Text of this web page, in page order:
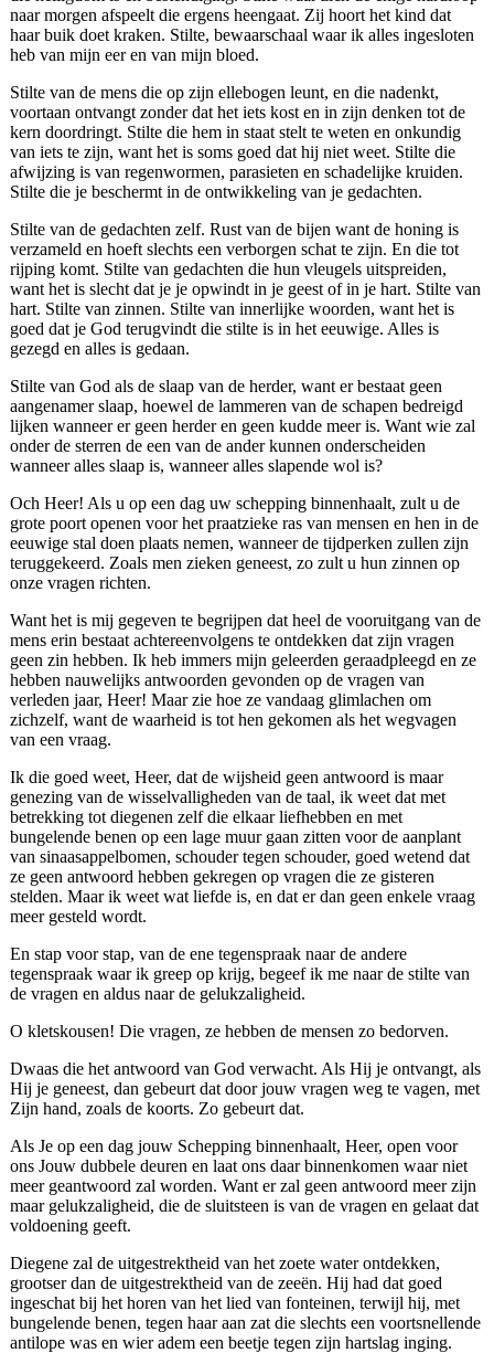
naar morgen afspeelt die ergens heengaat. Zij hoort het kind dat
haar buik doet kraken. Stilte, bewaarschaal waar ik alles ingesloten
heb van mijn eer en van mijn bloed.
Stilte van de mens die op zijn ellebogen leunt, en die nadenkt,
voortaan ontvangt zonder dat het iets kost en in zijn denken tot de
kern doordringt. Stilte die hem in staat stelt te weten en onkundig
van iets te zijn, want het is soms goed dat hij niet weet. Stilte die
afwijzing is van regenwormen, parasieten en schadelijke kruiden.
Stilte die je beschermt in de ontwikkeling van je gedachten.
Stilte van de gedachten zelf. Rust van de bijen want de honing is
verzameld en hoeft slechts een verborgen schat te zijn. En die tot
rijping komt. Stilte van gedachten die hun vleugels uitspreiden,
want het is slecht dat je je opwindt in je geest of in je hart. Stilte van
hart. Stilte van zinnen. Stilte van innerlijke woorden, want het is
goed dat je God terugvindt die stilte is in het eeuwige. Alles is
gezegd en alles is gedaan.
Stilte van God als de slaap van de herder, want er bestaat geen
aangenamer slaap, hoewel de lammeren van de schapen bedreigd
lijken wanneer er geen herder en geen kudde meer is. Want wie zal
onder de sterren de een van de ander kunnen onderscheiden
wanneer alles slaap is, wanneer alles slapende wol is?
Och Heer! Als u op een dag uw schepping binnenhaalt, zult u de
grote poort openen voor het praatzieke ras van mensen en hen in de
eeuwige stal doen plaats nemen, wanneer de tijdperken zullen zijn
teruggekeerd. Zoals men zieken geneest, zo zult u hun zinnen op
onze vragen richten.
Want het is mij gegeven te begrijpen dat heel de vooruitgang van de
mens erin bestaat achtereenvolgens te ontdekken dat zijn vragen
geen zin hebben. Ik heb immers mijn geleerden geraadpleegd en ze
hebben nauwelijks antwoorden gevonden op de vragen van
verleden jaar, Heer! Maar zie hoe ze vandaag glimlachen om
zichzelf, want de waarheid is tot hen gekomen als het wegvagen
van een vraag.
Ik die goed weet, Heer, dat de wijsheid geen antwoord is maar
genezing van de wisselvalligheden van de taal, ik weet dat met
betrekking tot diegenen zelf die elkaar liefhebben en met
bungelende benen op een lage muur gaan zitten voor de aanplant
van sinaasappelbomen, schouder tegen schouder, goed wetend dat
ze geen antwoord hebben gekregen op vragen die ze gisteren
stelden. Maar ik weet wat liefde is, en dat er dan geen enkele vraag
meer gesteld wordt.
En stap voor stap, van de ene tegenspraak naar de andere
tegenspraak waar ik greep op krijg, begeef ik me naar de stilte van
de vragen en aldus naar de gelukzaligheid.
O kletskousen! Die vragen, ze hebben de mensen zo bedorven.
Dwaas die het antwoord van God verwacht. Als Hij je ontvangt, als
Hij je geneest, dan gebeurt dat door jouw vragen weg te vagen, met
Zijn hand, zoals de koorts. Zo gebeurt dat.
Als Je op een dag jouw Schepping binnenhaalt, Heer, open voor
ons Jouw dubbele deuren en laat ons daar binnenkomen waar niet
meer geantwoord zal worden. Want er zal geen antwoord meer zijn
maar gelukzaligheid, die de sluitsteen is van de vragen en gelaat dat
voldoening geeft.
Diegene zal de uitgestrektheid van het zoete water ontdekken,
grootser dan de uitgestrektheid van de zeeën. Hij had dat goed
ingeschat bij het horen van het lied van fonteinen, terwijl hij, met
bungelende benen, tegen haar aan zat die slechts een voortsnellende
antilope was en wier adem een beetje tegen zijn hartslag inging.